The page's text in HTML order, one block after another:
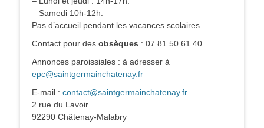
– Samedi 10h-12h.
Pas d’accueil pendant les vacances scolaires.
Contact pour des obsèques : 07 81 50 61 40.
Annonces paroissiales : à adresser à
epc@saintgermainchatenay.fr
E-mail : contact@saintgermainchatenay.fr
2 rue du Lavoir
92290 Châtenay-Malabry